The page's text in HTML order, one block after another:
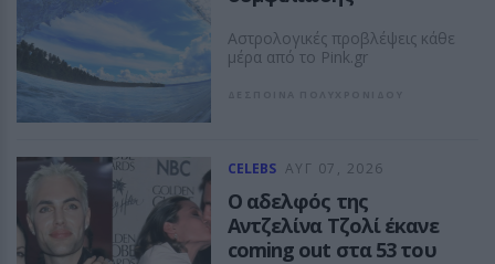
Αστρολογικές προβλέψεις κάθε
μέρα από το Pink.gr
CELEBS ΑΥΓ 07, 2026
Ο αδελφός της
Αντζελίνα Τζολί έκανε
coming out στα 53 του